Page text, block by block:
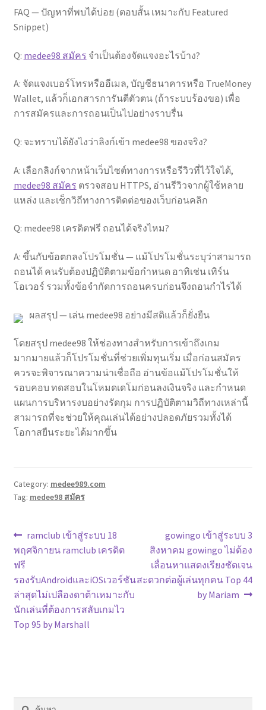
FAQ — ปัญหาที่พบได้บ่อย (ตอบสั้น เหมาะกับ Featured
Snippet)
Q: medee98 สมัคร จำเป็นต้องจัดแจงอะไรบ้าง?
A: จัดแจงเบอร์โทรหรืออีเมล, บัญชีธนาคารหรือ TrueMoney
Wallet, แล้วก็เอกสารการันตีตัวตน (ถ้าระบบร้องขอ) เพื่อ
การสมัครและการถอนเป็นไปอย่างราบรื่น
Q: จะทราบได้ยังไงว่าลิงก์เข้า medee98 ของจริง?
A: เลือกลิงก์จากหน้าเว็บไซต์ทางการหรือรีวิวที่ไว้ใจได้,
medee98 สมัคร ตรวจสอบ HTTPS, อ่านรีวิวจากผู้ใช้หลาย
แหล่ง และเช็กวิถีทางการติดต่อของเว็บก่อนคลิก
Q: medee98 เครดิตฟรี ถอนได้จริงไหม?
A: ขึ้นกับข้อตกลงโปรโมชั่น — แม้โปรโมชั่นระบุว่าสามารถ
ถอนได้ คนรับต้องปฏิบัติตามข้อกำหนด อาทิเช่น เทิร์น
โอเวอร์ รวมทั้งข้อจำกัดการถอนครบก่อนจึงถอนกำไรได้
ผลสรุป — เล่น medee98 อย่างมีสติแล้วก็ยั่งยืน
โดยสรุป medee98 ให้ช่องทางสำหรับการเข้าถึงเกม
มากมายแล้วก็โปรโมชั่นที่ช่วยเพิ่มทุนเริ่ม เมื่อก่อนสมัคร
ควรจะพิจารณาความน่าเชื่อถือ อ่านข้อแม้โปรโมชั่นให้
รอบคอบ ทดสอบในโหมดเดโมก่อนลงเงินจริง และกำหนด
แผนการบริหารงบอย่างรัดกุม การปฏิบัติตามวิถีทางเหล่านี้
สามารถที่จะช่วยให้คุณเล่นได้อย่างปลอดภัยรวมทั้งได้
โอกาสยืนระยะได้มากขึ้น
Category: medee989.com
Tag: medee98 สมัคร
แนะแนว
เรื่อง
Previous
post:
ramclub เข้าสู่ระบบ 18
พฤศจิกายน ramclub เครดิต
ฟรี
รองรับAndroidและiOSเวอร์ชัน
ล่าสุดไม่เปลืองดาต้าเหมาะกับ
นักเล่นที่ต้องการสลับเกมไว
Top 95 by Marshall
Next
post:
gowingo เข้าสู่ระบบ 3
สิงหาคม gowingo ไม่ต้อง
เลื่อนหาแสดงเรียงชัดเจน
สะดวกต่อผู้เล่นทุกคน Top 44
by Mariam
ค้นหา